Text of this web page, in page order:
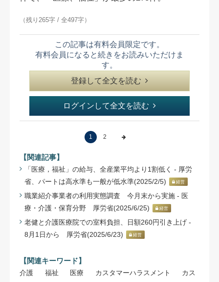
（残り265字 / 全497字）
この記事は有料会員限定です。
有料会員になると続きをお読みいただけま
す。
登録して全文を読む
ログインして全文を読む
1 2
【関連記事】
「医療，福祉」の給与、全産業平均より1割低く - 厚労
省、パートは高水準も一般が低水準(2025/2/5)
経営
職業紹介事業者の利用実態調査 今月末から実施 - 医
療・介護・保育分野 厚労省(2025/6/25)
経営
老健と介護医療院での室料負担、日額260円引き上げ -
8月1日から 厚労省(2025/6/23)
経営
【関連キーワード】
介護 福祉 医療 カスタマーハラスメント
カス